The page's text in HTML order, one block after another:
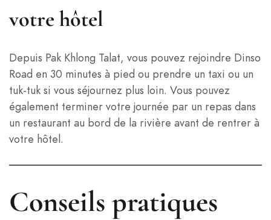
votre hôtel
Depuis Pak Khlong Talat, vous pouvez rejoindre Dinso
Road en 30 minutes à pied ou prendre un taxi ou un
tuk-tuk si vous séjournez plus loin. Vous pouvez
également terminer votre journée par un repas dans
un restaurant au bord de la rivière avant de rentrer à
votre hôtel.
Conseils pratiques